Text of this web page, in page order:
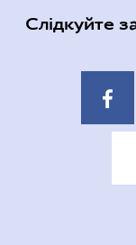
Слідкуйте